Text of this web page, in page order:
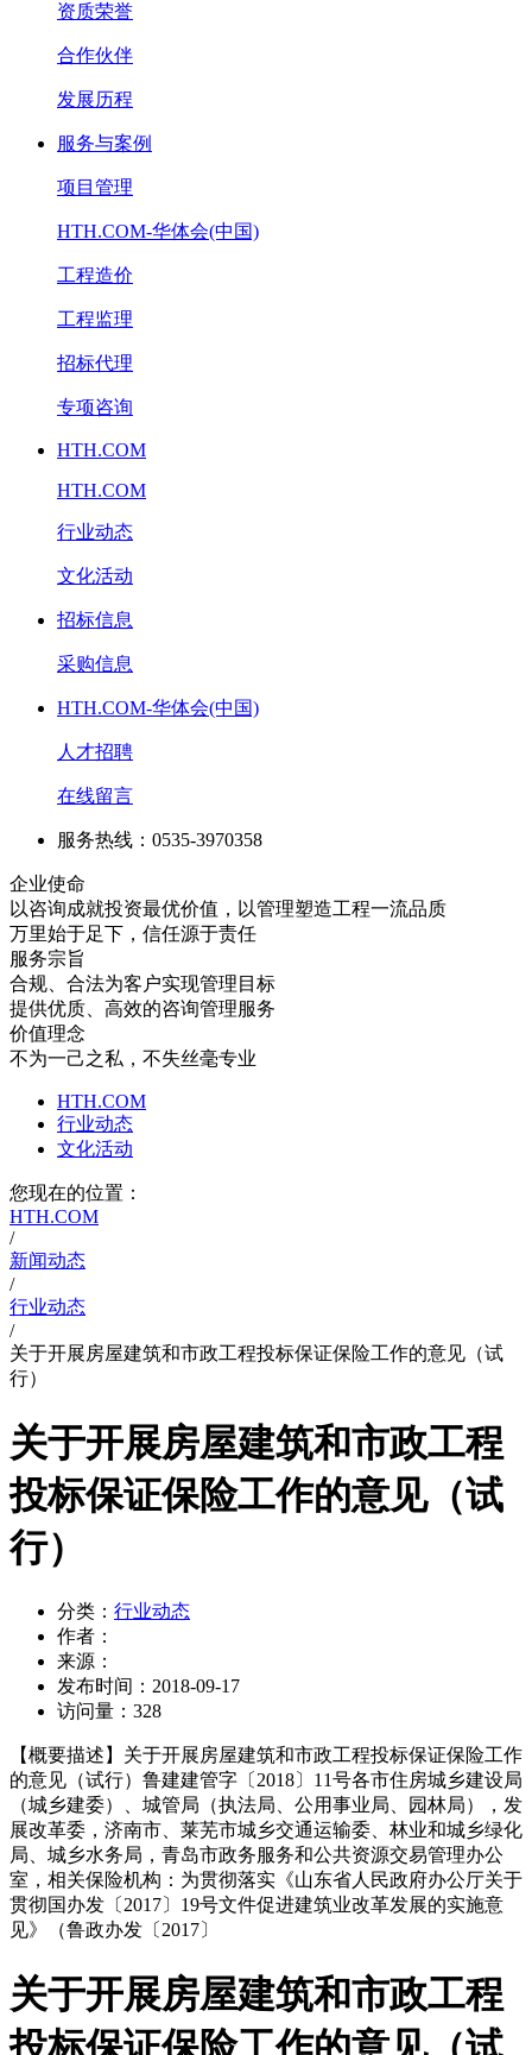
资质荣誉
合作伙伴
发展历程
服务与案例
项目管理
HTH.COM-华体会(中国)
工程造价
工程监理
招标代理
专项咨询
HTH.COM
HTH.COM
行业动态
文化活动
招标信息
采购信息
HTH.COM-华体会(中国)
人才招聘
在线留言
服务热线：0535-3970358
企业使命
以咨询成就投资最优价值，以管理塑造工程一流品质
万里始于足下，信任源于责任
服务宗旨
合规、合法为客户实现管理目标
提供优质、高效的咨询管理服务
价值理念
不为一己之私，不失丝毫专业
HTH.COM
行业动态
文化活动
您现在的位置：
HTH.COM
/
新闻动态
/
行业动态
/
关于开展房屋建筑和市政工程投标保证保险工作的意见（试
行）
关于开展房屋建筑和市政工程
投标保证保险工作的意见（试
行）
分类： 行业动态
作者：
来源：
发布时间： 2018-09-17
访问量： 328
【概要描述】 关于开展房屋建筑和市政工程投标保证保险工作
的意见（试行）鲁建建管字〔2018〕11号各市住房城乡建设局
（城乡建委）、城管局（执法局、公用事业局、园林局），发
展改革委，济南市、莱芜市城乡交通运输委、林业和城乡绿化
局、城乡水务局，青岛市政务服务和公共资源交易管理办公
室，相关保险机构：为贯彻落实《山东省人民政府办公厅关于
贯彻国办发〔2017〕19号文件促进建筑业改革发展的实施意
见》（鲁政办发〔2017〕
关于开展房屋建筑和市政工程
投标保证保险工作的意见（试